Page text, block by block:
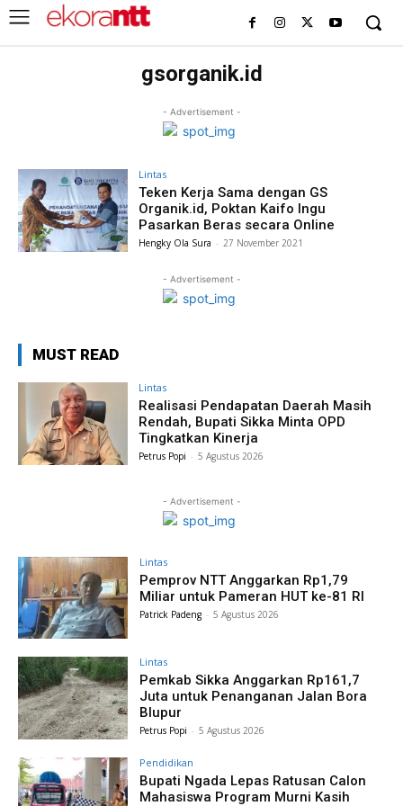
gsorganik.id
- Advertisement -
Lintas
Teken Kerja Sama dengan GS
Organik.id, Poktan Kaifo Ingu
Pasarkan Beras secara Online
Hengky Ola Sura - 27 November 2021
- Advertisement -
MUST READ
Lintas
Realisasi Pendapatan Daerah Masih
Rendah, Bupati Sikka Minta OPD
Tingkatkan Kinerja
Petrus Popi - 5 Agustus 2026
- Advertisement -
Lintas
Pemprov NTT Anggarkan Rp1,79
Miliar untuk Pameran HUT ke-81 RI
Patrick Padeng - 5 Agustus 2026
Lintas
Pemkab Sikka Anggarkan Rp161,7
Juta untuk Penanganan Jalan Bora
Blupur
Petrus Popi - 5 Agustus 2026
Pendidikan
Bupati Ngada Lepas Ratusan Calon
Mahasiswa Program Murni Kasih